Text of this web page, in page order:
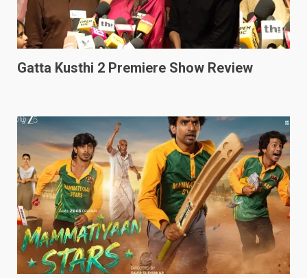
Gatta Kusthi 2 Premiere Show Review